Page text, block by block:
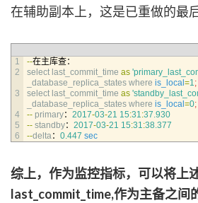
在辅助副本上，这是已重做的最
1
2
3
4
5
6
--在主库查：
select last_commit_time as
_database_replica_states where is_local =1;
select last_commit_time as
_database_replica_states where is_local =0;
-- primary： 2017-03-21 15:31:37.930
-- standby： 2017-03-21 15:31:38.377
--delta： 0.447 sec
综上，作为监控指标，可以将上
last_commit_time,作为主备之间